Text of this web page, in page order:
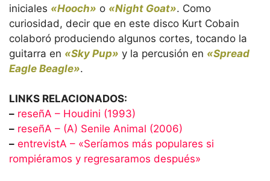
iniciales «Hooch» o «Night Goat». Como
curiosidad, decir que en este disco Kurt Cobain
colaboró produciendo algunos cortes, tocando la
guitarra en «Sky Pup» y la percusión en «Spread
Eagle Beagle».
LINKS RELACIONADOS:
– reseñA – Houdini (1993)
– reseñA – (A) Senile Animal (2006)
– entrevistA – «Seríamos más populares si
rompiéramos y regresaramos después»